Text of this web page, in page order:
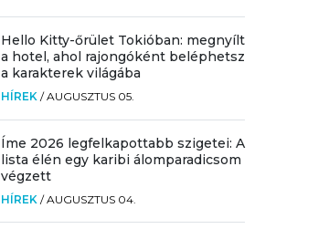
Hello Kitty-őrület Tokióban: megnyílt
a hotel, ahol rajongóként beléphetsz
a karakterek világába
HÍREK /AUGUSZTUS 05.
Íme 2026 legfelkapottabb szigetei: A
lista élén egy karibi álomparadicsom
végzett
HÍREK /AUGUSZTUS 04.